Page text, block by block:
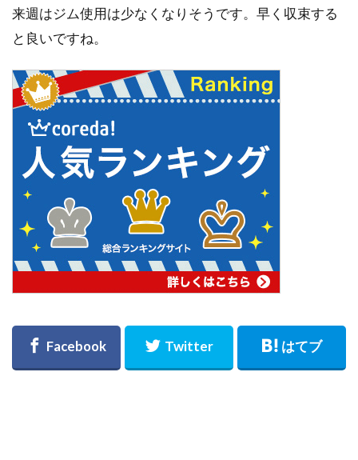
来週はジム使用は少なくなりそうです。早く収束する
と良いですね。